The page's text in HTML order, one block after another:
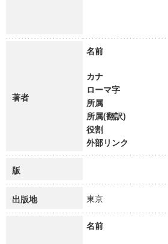
著者
名前
カナ
ローマ字
所属
所属(翻訳)
役割
外部リンク
版
出版地 東京
名前